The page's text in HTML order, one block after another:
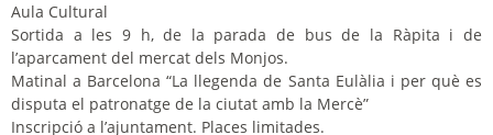
Aula Cultural
Sortida a les 9 h, de la parada de bus de la Ràpita i de
l’aparcament del mercat dels Monjos.
Matinal a Barcelona “La llegenda de Santa Eulàlia i per què es
disputa el patronatge de la ciutat amb la Mercè”
Inscripció a l’ajuntament. Places limitades.